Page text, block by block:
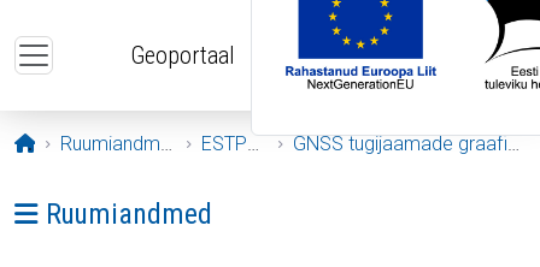
Geoportaal
Avaleht
Ruumiandmed ESTPOS GNSS tugijaamade graafikud
Ava menüü: Ruumiandmed
Ruumiandmed